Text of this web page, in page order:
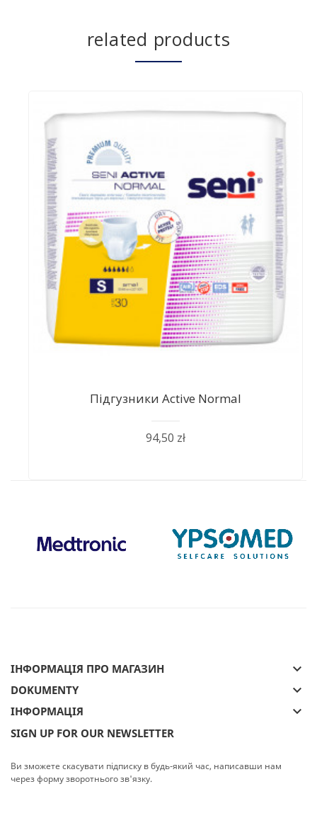
related products
Підгузники Active Normal
94,50 zł
ІНФОРМАЦІЯ ПРО МАГАЗИН keyboard_arrow_down
DOKUMENTY keyboard_arrow_down
ІНФОРМАЦІЯ keyboard_arrow_down
SIGN UP FOR OUR NEWSLETTER
Ви зможете скасувати підписку в будь-який час, написавши нам
через форму зворотнього зв'язку.